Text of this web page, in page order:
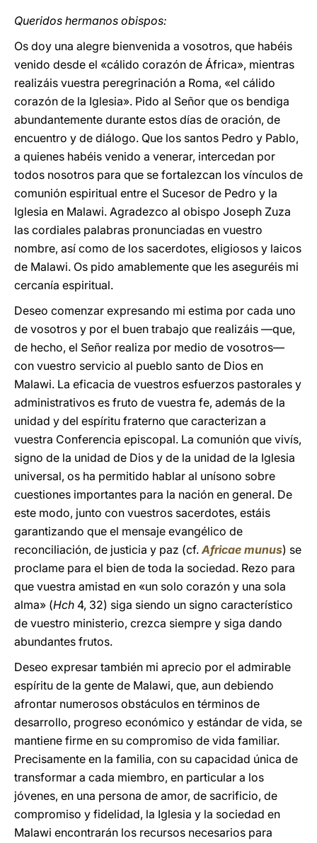
Queridos hermanos obispos:
Os doy una alegre bienvenida a vosotros, que habéis
venido desde el «cálido corazón de África», mientras
realizáis vuestra peregrinación a Roma, «el cálido
corazón de la Iglesia». Pido al Señor que os bendiga
abundantemente durante estos días de oración, de
encuentro y de diálogo. Que los santos Pedro y Pablo,
a quienes habéis venido a venerar, intercedan por
todos nosotros para que se fortalezcan los vínculos de
comunión espiritual entre el Sucesor de Pedro y la
Iglesia en Malawi. Agradezco al obispo Joseph Zuza
las cordiales palabras pronunciadas en vuestro
nombre, así como de los sacerdotes, eligiosos y laicos
de Malawi. Os pido amablemente que les aseguréis mi
cercanía espiritual.
Deseo comenzar expresando mi estima por cada uno
de vosotros y por el buen trabajo que realizáis —que,
de hecho, el Señor realiza por medio de vosotros—
con vuestro servicio al pueblo santo de Dios en
Malawi. La eficacia de vuestros esfuerzos pastorales y
administrativos es fruto de vuestra fe, además de la
unidad y del espíritu fraterno que caracterizan a
vuestra Conferencia episcopal. La comunión que vivís,
signo de la unidad de Dios y de la unidad de la Iglesia
universal, os ha permitido hablar al unísono sobre
cuestiones importantes para la nación en general. De
este modo, junto con vuestros sacerdotes, estáis
garantizando que el mensaje evangélico de
reconciliación, de justicia y paz (cf.Africae munus) se
proclame para el bien de toda la sociedad. Rezo para
que vuestra amistad en «un solo corazón y una sola
alma» (Hch 4, 32) siga siendo un signo característico
de vuestro ministerio, crezca siempre y siga dando
abundantes frutos.
Deseo expresar también mi aprecio por el admirable
espíritu de la gente de Malawi, que, aun debiendo
afrontar numerosos obstáculos en términos de
desarrollo, progreso económico y estándar de vida, se
mantiene firme en su compromiso de vida familiar.
Precisamente en la familia, con su capacidad única de
transformar a cada miembro, en particular a los
jóvenes, en una persona de amor, de sacrificio, de
compromiso y fidelidad, la Iglesia y la sociedad en
Malawi encontrarán los recursos necesarios para